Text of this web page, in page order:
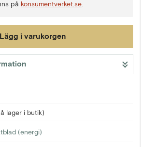
på konsumentverket.se
Lägg i varukorgen
Gå till kassan
lager i butik)
(energi)